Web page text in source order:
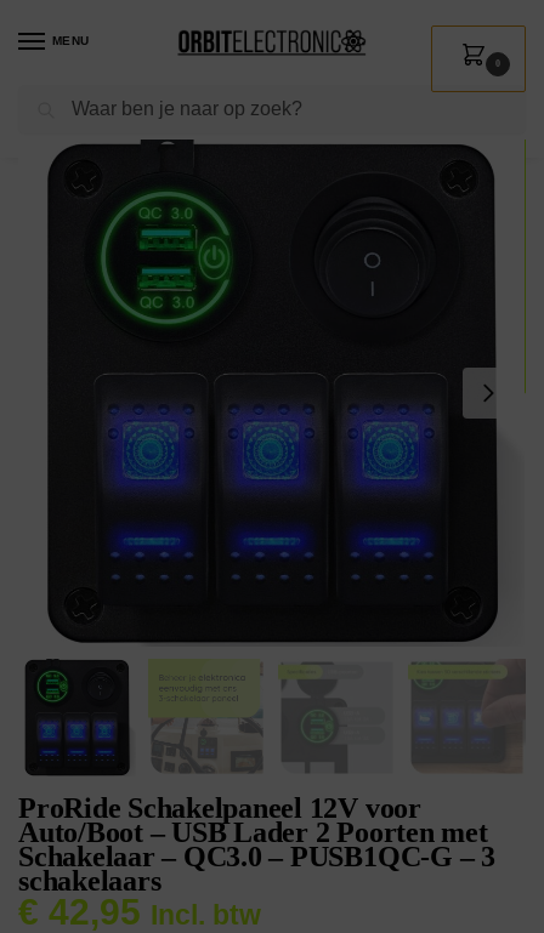
MENU
Zoeken
0
Shop / Auto & Motor / Interieur accessoires
ProRide Schakelpaneel 12V voor
Auto/Boot – USB Lader 2 Poorten met
Schakelaar – QC3.0 – PUSB1QC-G – 3
schakelaars
€ 42,95 Incl. btw